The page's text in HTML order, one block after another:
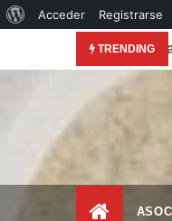
Acerca
WordPress
Acceder Registrarse
TRENDING
. Reconocimiento de
–
–
Revista de